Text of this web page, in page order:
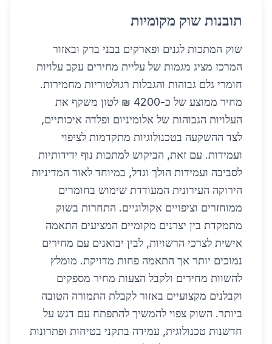
תובנות שוק מקומיות
שוק המתכות לגנים ופארקים בבני ברק ובאזור
המרכז מציג מגמות של עליית מחירים עקב עלויות
חומרי גלם גבוהות והגבלות רגולטוריות מחמירות.
מחיר ממוצע של כ-4200 ₪ לטון משקף את
העלויות הגבוהות של אלומיניום ופלדה איכותיים,
לצד ההשקעה בטכנולוגיות מתקדמות לציפוי
ועמידות. עם זאת, הביקוש למתכות נוף ידידותיות
לסביבה ועמידות הולך וגדל, במיוחד לאור המדיניות
הירוקה העירונית המעודדת שימוש בחומרים
ממוחזרים וציפויים אקולוגיים. התחרות בשוק
מתמקדת בין יצרנים מקומיים המציעים התאמה
אישית לצרכי הרשויות, לבין יבואנים עם מחירים
נמוכים יותר אך התאמה פחות מדויקת. מומלץ
להשוות מחירים ולקבל הצעות מחיר מספקים
וקבלנים מקצועיים באזור לקבלת התמורה הטובה
ביותר. השוק צפוי להמשיך להתפתח עם דגש על
חדשנות טכנולוגית, עמידה בתקני בטיחות ופתרונות